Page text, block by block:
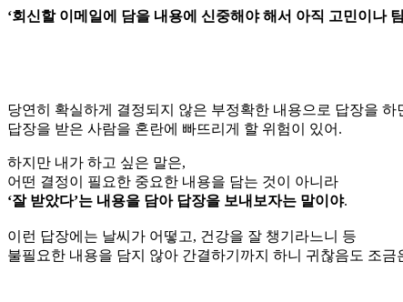
‘회신할 이메일에 담을 내용에 신중해야 해서 아직 고민이나
당연히 확실하게 결정되지 않은 부정확한 내용으로 답장을 하
답장을 받은 사람을 혼란에 빠뜨리게 할 위험이 있어.
하지만 내가 하고 싶은 말은,
어떤 결정이 필요한 중요한 내용을 담는 것이 아니라
‘잘 받았다’는 내용을 담아 답장을 보내보자는 말이야.
이런 답장에는 날씨가 어떻고, 건강을 잘 챙기라느니 등
불필요한 내용을 담지 않아 간결하기까지 하니 귀찮음도 조금